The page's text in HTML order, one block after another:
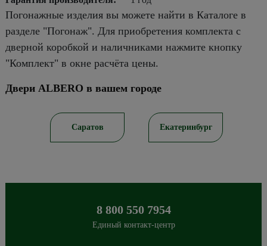
Погонажные изделия вы можете найти в Каталоге в
разделе "Погонаж". Для приобретения комплекта с
дверной коробкой и наличниками нажмите кнопку
"Комплект" в окне расчёта цены.
Двери ALBERO в вашем городе
Саратов Екатеринбург
8 800 550 7954
Единый контакт-центр